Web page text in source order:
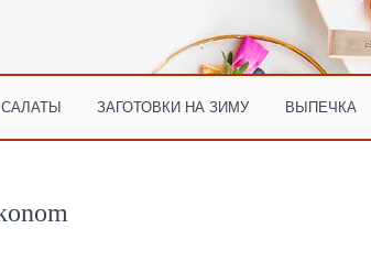
САЛАТЫ ЗАГОТОВКИ НА ЗИМУ ВЫПЕЧКА